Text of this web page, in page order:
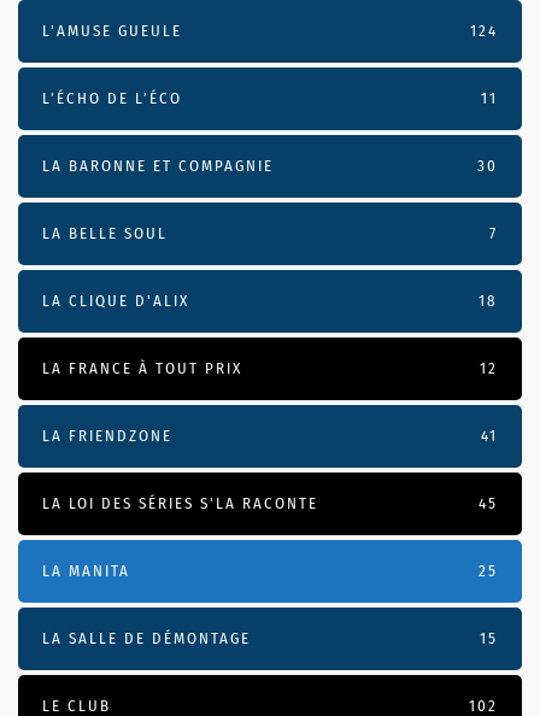
L'AMUSE GUEULE 124
L’ÉCHO DE L’ÉCO 11
LA BARONNE ET COMPAGNIE 30
LA BELLE SOUL 7
LA CLIQUE D'ALIX 18
LA FRANCE À TOUT PRIX 12
LA FRIENDZONE 41
LA LOI DES SÉRIES S'LA RACONTE 45
LA MANITA 25
LA SALLE DE DÉMONTAGE 15
LE CLUB 102